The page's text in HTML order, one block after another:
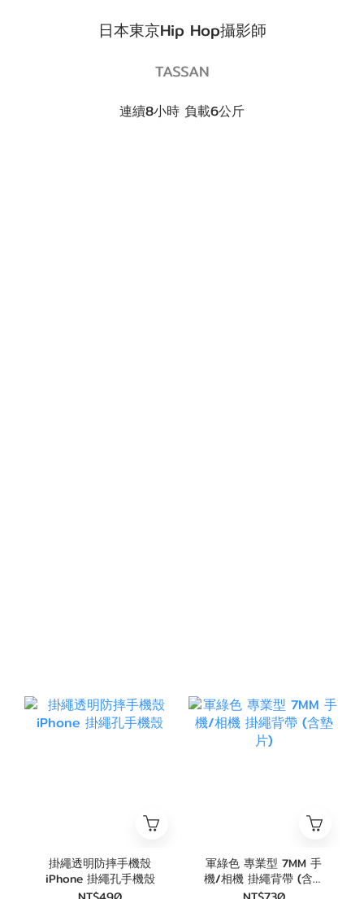
日本東京Hip Hop攝影師
TASSAN
連續8小時 負載6公斤
掛繩透明防摔手機殼
iPhone 掛繩孔手機殼
軍綠色 專業型 7MM 手
機/相機 掛繩背帶 (含墊
片)